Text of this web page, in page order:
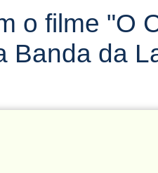
o filme "O
Banda da